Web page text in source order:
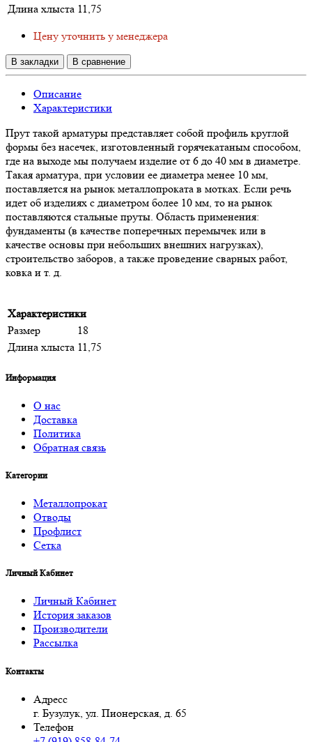
Длина хлыста 11,75
Цену уточнить у менеджера
В закладки В сравнение
Описание
Характеристики
Прут такой арматуры представляет собой профиль круглой
формы без насечек, изготовленный горячекатаным способом,
где на выходе мы получаем изделие от 6 до 40 мм в диаметре.
Такая арматура, при условии ее диаметра менее 10 мм,
поставляется на рынок металлопроката в мотках. Если речь
идет об изделиях с диаметром более 10 мм, то на рынок
поставляются стальные пруты. Область применения:
фундаменты (в качестве поперечных перемычек или в
качестве основы при небольших внешних нагрузках),
строительство заборов, а также проведение сварных работ,
ковка и т. д.
Характеристики
Размер
18
Длина хлыста 11,75
Информация
О нас
Доставка
Политика
Обратная связь
Категории
Металлопрокат
Отводы
Профлист
Сетка
Личный Кабинет
Личный Кабинет
История заказов
Производители
Рассылка
Контакты
Адресс
г. Бузулук, ул. Пионерская, д. 65
Телефон